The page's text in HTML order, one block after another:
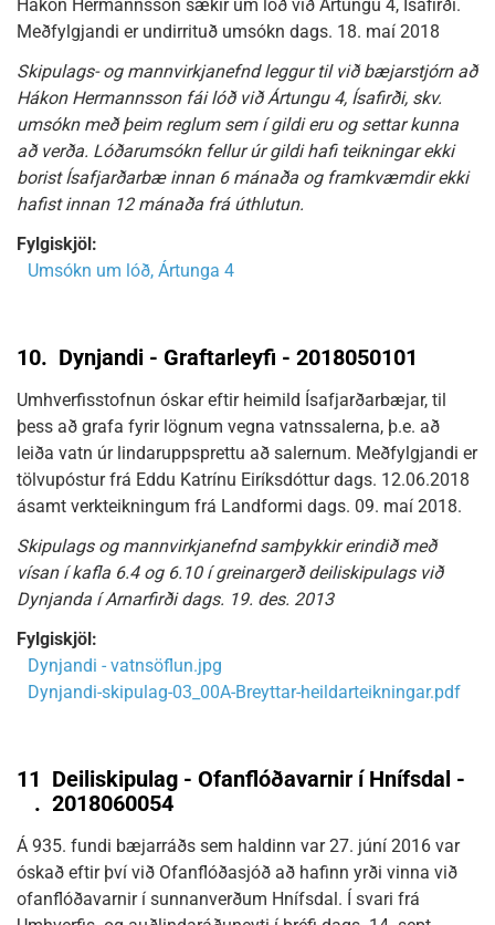
Hákon Hermannsson sækir um lóð við Ártungu 4, Ísafirði.
Meðfylgjandi er undirrituð umsókn dags. 18. maí 2018
Skipulags- og mannvirkjanefnd leggur til við bæjarstjórn að
Hákon Hermannsson fái lóð við Ártungu 4, Ísafirði, skv.
umsókn með þeim reglum sem í gildi eru og settar kunna
að verða. Lóðarumsókn fellur úr gildi hafi teikningar ekki
borist Ísafjarðarbæ innan 6 mánaða og framkvæmdir ekki
hafist innan 12 mánaða frá úthlutun.
Fylgiskjöl:
Umsókn um lóð, Ártunga 4
10. Dynjandi - Graftarleyfi - 2018050101
Umhverfisstofnun óskar eftir heimild Ísafjarðarbæjar, til
þess að grafa fyrir lögnum vegna vatnssalerna, þ.e. að
leiða vatn úr lindaruppsprettu að salernum. Meðfylgjandi er
tölvupóstur frá Eddu Katrínu Eiríksdóttur dags. 12.06.2018
ásamt verkteikningum frá Landformi dags. 09. maí 2018.
Skipulags og mannvirkjanefnd samþykkir erindið með
vísan í kafla 6.4 og 6.10 í greinargerð deiliskipulags við
Dynjanda í Arnarfirði dags. 19. des. 2013
Fylgiskjöl:
Dynjandi - vatnsöflun.jpg
Dynjandi-skipulag-03_00A-Breyttar-heildarteikningar.pdf
11
.
Deiliskipulag - Ofanflóðavarnir í Hnífsdal -
2018060054
Á 935. fundi bæjarráðs sem haldinn var 27. júní 2016 var
óskað eftir því við Ofanflóðasjóð að hafinn yrði vinna við
ofanflóðavarnir í sunnanverðum Hnífsdal. Í svari frá